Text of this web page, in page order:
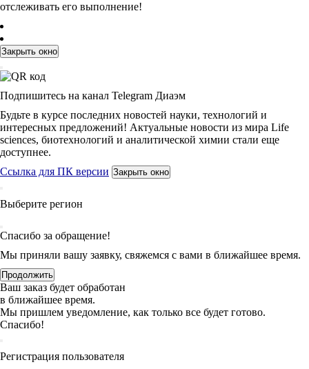
отслеживать его выполнение!
Закрыть окно
Подпишитесь на канал Telegram Диаэм
Будьте в курсе последних новостей науки, технологий и
интересных предложений! Актуальные новости из мира Life
sciences, биотехнологий и аналитической химии стали еще
доступнее.
Ссылка для ПК версии Закрыть окно
Выберите регион
Спасибо за обращение!
Мы приняли вашу заявку, свяжемся с вами в ближайшее время.
Продолжить
Ваш заказ будет обработан
в ближайшее время.
Мы пришлем уведомление, как только все будет готово.
Спасибо!
Регистрация пользователя